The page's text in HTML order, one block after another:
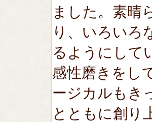
ました。素晴
り、いろいろ
るようにして
感性磨きをし
ージカルもき
とともに創り